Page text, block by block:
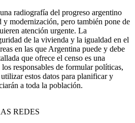
radiografía del progreso argentino
y modernización, pero también pone de
atención urgente. La
de la vivienda y la igualdad en el
en las que Argentina puede y debe
que ofrece el censo es una
responsables de formular políticas,
estos datos para planificar y
a toda la población.
REDES